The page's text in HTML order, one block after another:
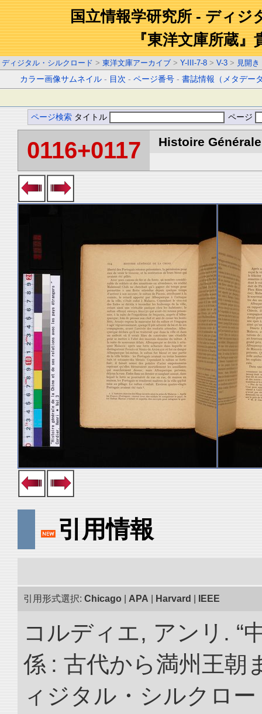
国立情報学研究所 - ディジ
『東洋文庫所蔵』
ディジタル・シルクロード > 東洋文庫アーカイブ > Y-III-7-8 > V-3 > 見開き
カラー画像サムネイル - 目次 -ページ番号 -書誌情報（メタデー
ページ検索 タイトル ページ
0116+0117 Histoire
引用情報
引用形式選択: Chicago APA Harvard IEEE
コルディエ, アンリ. “
係 : 古代から満州王朝
ィジタル・シルクロ